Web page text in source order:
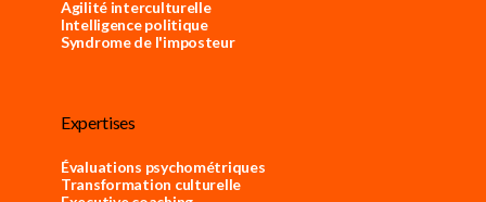
Agilité interculturelle
Intelligence politique
Syndrome de l'imposteur
Expertises
Évaluations psychométriques
Transformation culturelle